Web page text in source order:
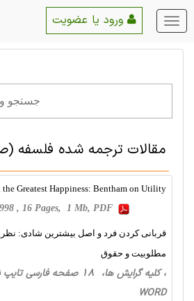
منو
اصلی
مقالات ترجمه شده فلسفه
Greatest Happiness: Bentham on Utility
, 16 Pages, 1 Mb, PDF
قربانی کردن فرد و اصل بیشترین شادی:
مطلوبیت و حقوق
WORD